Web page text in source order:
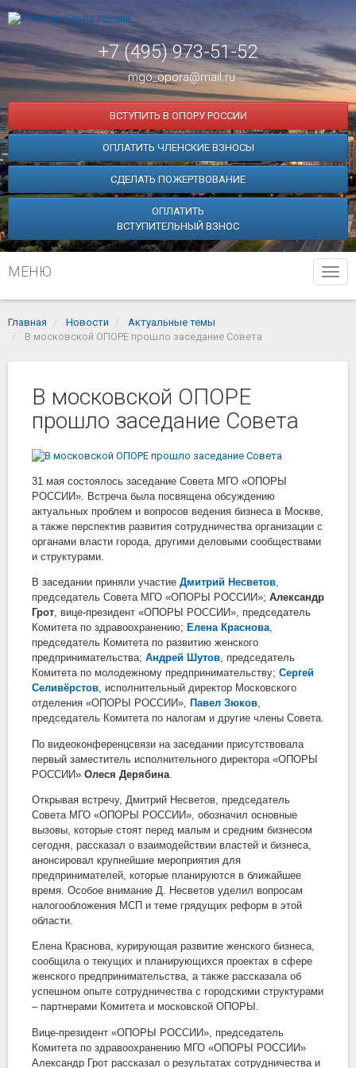
+7 (495) 973-51-52
mgo_opora@mail.ru
ВСТУПИТЬ В ОПОРУ РОССИИ
ОПЛАТИТЬ ЧЛЕНСКИЕ ВЗНОСЫ
СДЕЛАТЬ ПОЖЕРТВОВАНИЕ
ОПЛАТИТЬ
ВСТУПИТЕЛЬНЫЙ ВЗНОС
МЕНЮ
Главная Новости
Актуальные темы
В московской ОПОРЕ прошло заседание Совета
В московской ОПОРЕ
прошло заседание Совета
31 мая состоялось заседание Совета МГО «ОПОРЫ
РОССИИ». Встреча была посвящена обсуждению
актуальных проблем и вопросов ведения бизнеса в Москве,
а также перспектив развития сотрудничества организации с
органами власти города, другими деловыми сообществами
и структурами.
В заседании приняли участие Дмитрий Несветов,
председатель Совета МГО «ОПОРЫ РОССИИ»; Александр
Грот, вице-президент «ОПОРЫ РОССИИ», председатель
Комитета по здравоохранению; Елена Краснова,
председатель Комитета по развитию женского
предпринимательства; Андрей Шутов, председатель
Комитета по молодежному предпринимательству; Сергей
Селивёрстов, исполнительный директор Московского
отделения «ОПОРЫ РОССИИ», Павел Зюков,
председатель Комитета по налогам и другие члены Совета.
По видеоконференцсвязи на заседании присутствовала
первый заместитель исполнительного директора «ОПОРЫ
РОССИИ» Олеся Дерябина
Открывая встречу, Дмитрий Несветов, председатель
Совета МГО «ОПОРЫ РОССИИ», обозначил основные
вызовы, которые стоят перед малым и средним бизнесом
сегодня, рассказал о взаимодействии властей и бизнеса,
анонсировал крупнейшие мероприятия для
предпринимателей, которые планируются в ближайшее
время. Особое внимание Д. Несветов уделил вопросам
налогообложения МСП и теме грядущих реформ в этой
области.
Елена Краснова, курирующая развитие женского бизнеса,
сообщила о текущих и планирующихся проектах в сфере
женского предпринимательства, а также рассказала об
успешном опыте сотрудничества с городскими структурами
– партнерами Комитета и московской ОПОРЫ.
Вице-президент «ОПОРЫ РОССИИ», председатель
Комитета по здравоохранению МГО «ОПОРЫ РОССИИ»
Александр Грот рассказал о результатах сотрудничества и